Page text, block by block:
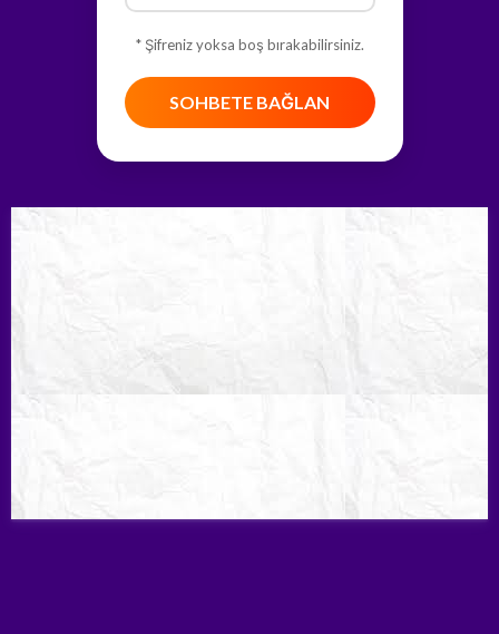
* Şifreniz yoksa boş bırakabilirsiniz.
SOHBETE BAĞLAN